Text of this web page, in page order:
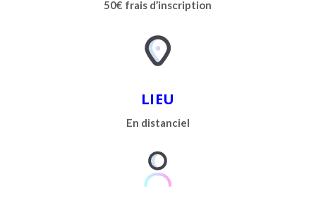
50€ frais d’inscription
LIEU
En distanciel